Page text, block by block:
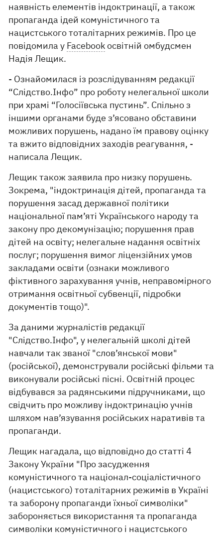
наявність елементів індоктринації, а також
пропаганда ідей комуністичного та
нацистського тоталітарних режимів. Про це
повідомила у Facebookосвітній омбудсмен
Надія Лещик.
- Ознайомилася із розслідуванням редакції
“Слідство.Інфо” про роботу нелегальної школи
при храмі “Голосіївська пустинь”. Спільно з
іншими органами буде з’ясовано обставини
можливих порушень, надано їм правову оцінку
та вжито відповідних заходів реагування, -
написала Лещик.
Лещик також заявила про низку порушень.
Зокрема, "індоктринація дітей, пропаганда та
порушення засад державної політики
національної пам’яті Українського народу та
закону про декомунізацію; порушення прав
дітей на освіту; нелегальне надання освітніх
послуг; порушення вимог ліцензійних умов
закладами освіти (ознаки можливого
фіктивного зарахування учнів, неправомірного
отримання освітньої субвенції, підробки
документів тощо)".
За даними журналістів редакції
"Слідство.Інфо", у нелегальній школі дітей
навчали так званої "слов’янської мови"
(російської), демонстрували російські фільми та
виконували російські пісні. Освітній процес
відбувався за радянськими підручниками, що
свідчить про можливу індоктринацію учнів
шляхом нав’язування російських наративів та
пропаганди.
Лещик нагадала, що відповідно до статті 4
Закону України "Про засудження
комуністичного та націонал-соціалістичного
(нацистського) тоталітарних режимів в Україні
та заборону пропаганди їхньої символіки"
забороняється використання та пропаганда
символіки комуністичного і нацистського